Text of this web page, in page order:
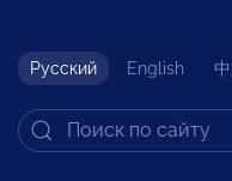
Русский English